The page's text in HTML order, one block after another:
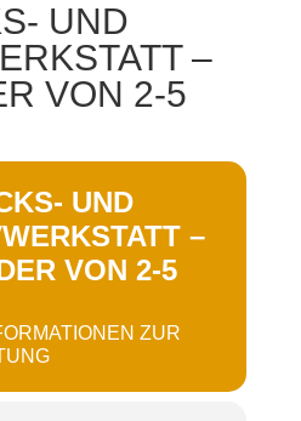
UND
–
VON 2-5
UND
–
VON 2-5
ZUR